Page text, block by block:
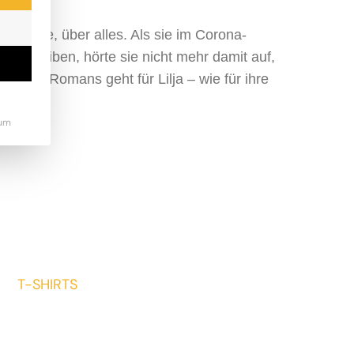
Pferde, über alles. Als sie im Corona-
schreiben, hörte sie nicht mehr damit auf,
ihres Romans geht für Lilja – wie für ihre
T-SHIRTS